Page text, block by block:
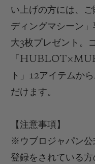
い上げの方には、ご
ディングマシーン
大3枚プレゼント 。
「
ト 」 12アイテムか
だけます。
【注意事項 】
※ ウブロジャパン公
登録をされている